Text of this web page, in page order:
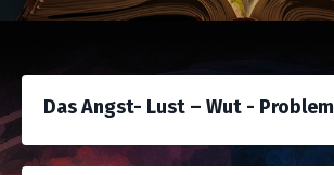
Das Angst- Lust – Wut - Problem